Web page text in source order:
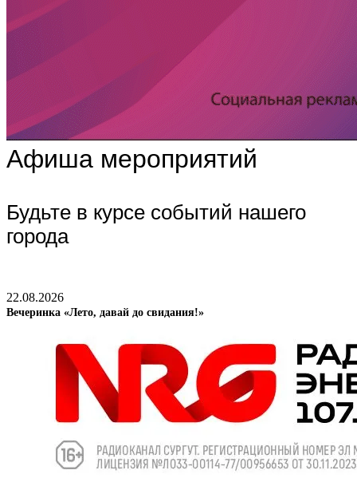
Афиша мероприятий
Будьте в курсе событий нашего
города
22.08.2026
Вечеринка «Лето, давай до свидания!»